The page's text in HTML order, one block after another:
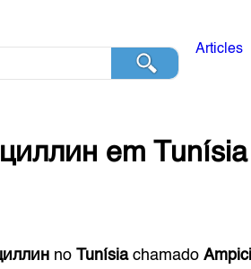
Articles
emTunísia
noTunísiachamadoAmpicil